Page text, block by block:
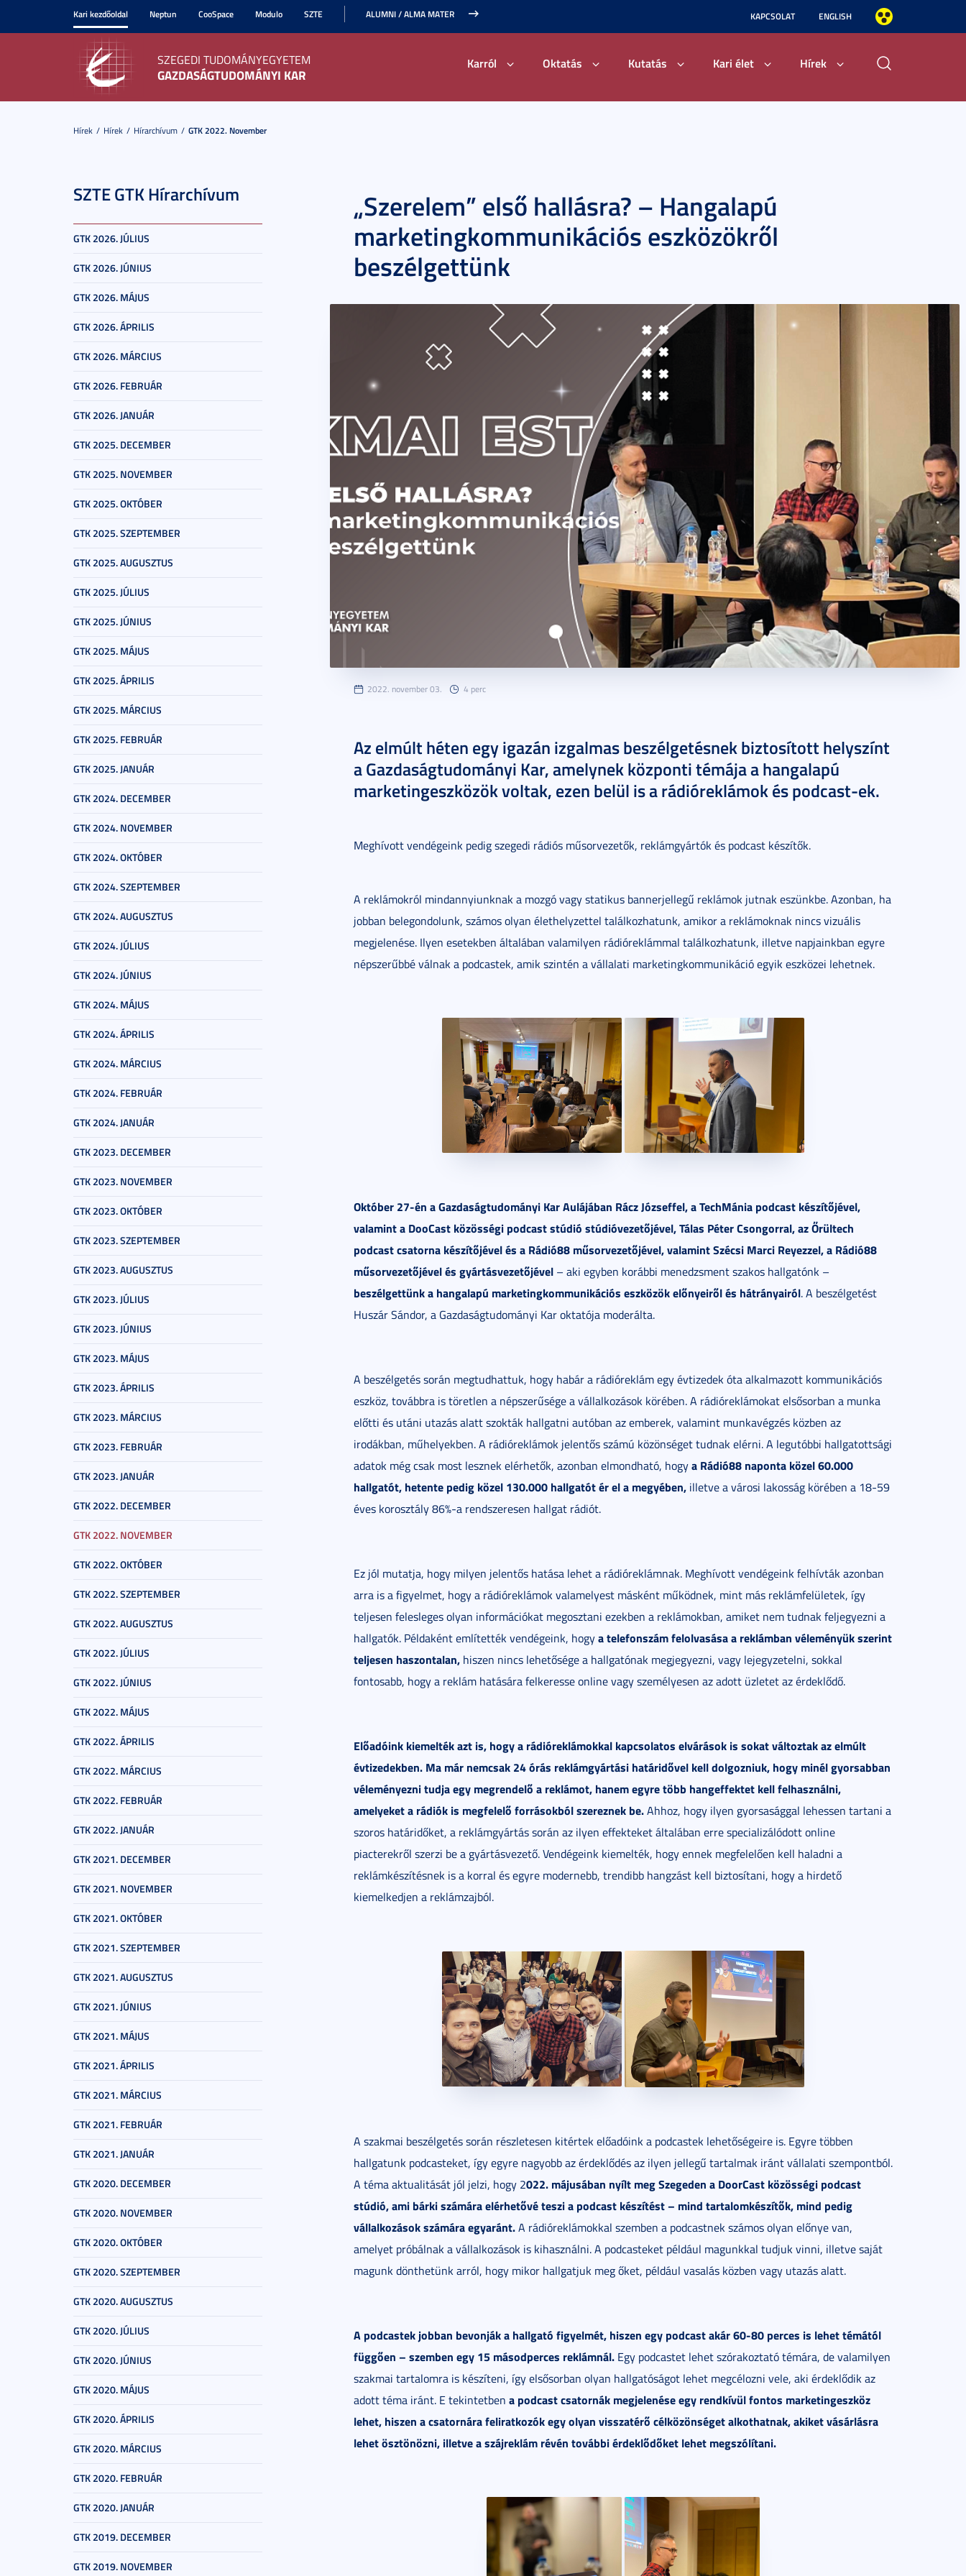
Kari kezdőoldal Neptun CooSpace Modulo SZTE ALUMNI / ALMA MATER KAPCSOLAT ENGLISH
SZEGEDI TUDOMÁNYEGYETEM
GAZDASÁGTUDOMÁNYI KAR
Karról Oktatás Kutatás Kari élet Hírek
Hírek Hírek Hírarchívum GTK 2022. November
SZTE GTK Hírarchívum
GTK 2026. JÚLIUS
GTK 2026. JÚNIUS
GTK 2026. MÁJUS
GTK 2026. ÁPRILIS
GTK 2026. MÁRCIUS
GTK 2026. FEBRUÁR
GTK 2026. JANUÁR
GTK 2025. DECEMBER
GTK 2025. NOVEMBER
GTK 2025. OKTÓBER
GTK 2025. SZEPTEMBER
GTK 2025. AUGUSZTUS
GTK 2025. JÚLIUS
GTK 2025. JÚNIUS
GTK 2025. MÁJUS
GTK 2025. ÁPRILIS
GTK 2025. MÁRCIUS
GTK 2025. FEBRUÁR
GTK 2025. JANUÁR
GTK 2024. DECEMBER
GTK 2024. NOVEMBER
GTK 2024. OKTÓBER
GTK 2024. SZEPTEMBER
GTK 2024. AUGUSZTUS
GTK 2024. JÚLIUS
GTK 2024. JÚNIUS
GTK 2024. MÁJUS
GTK 2024. ÁPRILIS
GTK 2024. MÁRCIUS
GTK 2024. FEBRUÁR
GTK 2024. JANUÁR
GTK 2023. DECEMBER
GTK 2023. NOVEMBER
GTK 2023. OKTÓBER
GTK 2023. SZEPTEMBER
GTK 2023. AUGUSZTUS
GTK 2023. JÚLIUS
GTK 2023. JÚNIUS
GTK 2023. MÁJUS
GTK 2023. ÁPRILIS
GTK 2023. MÁRCIUS
GTK 2023. FEBRUÁR
GTK 2023. JANUÁR
GTK 2022. DECEMBER
GTK 2022. NOVEMBER
GTK 2022. OKTÓBER
GTK 2022. SZEPTEMBER
GTK 2022. AUGUSZTUS
GTK 2022. JÚLIUS
GTK 2022. JÚNIUS
GTK 2022. MÁJUS
GTK 2022. ÁPRILIS
GTK 2022. MÁRCIUS
GTK 2022. FEBRUÁR
GTK 2022. JANUÁR
GTK 2021. DECEMBER
GTK 2021. NOVEMBER
GTK 2021. OKTÓBER
GTK 2021. SZEPTEMBER
GTK 2021. AUGUSZTUS
GTK 2021. JÚNIUS
GTK 2021. MÁJUS
GTK 2021. ÁPRILIS
GTK 2021. MÁRCIUS
GTK 2021. FEBRUÁR
GTK 2021. JANUÁR
GTK 2020. DECEMBER
GTK 2020. NOVEMBER
GTK 2020. OKTÓBER
GTK 2020. SZEPTEMBER
GTK 2020. AUGUSZTUS
GTK 2020. JÚLIUS
GTK 2020. JÚNIUS
GTK 2020. MÁJUS
GTK 2020. ÁPRILIS
GTK 2020. MÁRCIUS
GTK 2020. FEBRUÁR
GTK 2020. JANUÁR
GTK 2019. DECEMBER
GTK 2019. NOVEMBER
„Szerelem” első hallásra? – Hangalapú
marketingkommunikációs eszközökről
beszélgettünk
2022. november 03. 4 perc
Az elmúlt héten egy igazán izgalmas beszélgetésnek biztosított helyszínt
a Gazdaságtudományi Kar, amelynek központi témája a hangalapú
marketingeszközök voltak, ezen belül is a rádióreklámok és podcast-ek.
Meghívott vendégeink pedig szegedi rádiós műsorvezetők, reklámgyártók és podcast készítők.
A reklámokról mindannyiunknak a mozgó vagy statikus bannerjellegű reklámok jutnak eszünkbe. Azonban, ha
jobban belegondolunk, számos olyan élethelyzettel találkozhatunk, amikor a reklámoknak nincs vizuális
megjelenése. Ilyen esetekben általában valamilyen rádióreklámmal találkozhatunk, illetve napjainkban egyre
népszerűbbé válnak a podcastek, amik szintén a vállalati marketingkommunikáció egyik eszközei lehetnek.
Október 27-én a Gazdaságtudományi Kar Aulájában Rácz Józseffel, a TechMánia podcast készítőjével,
valamint a DooCast közösségi podcast stúdió stúdióvezetőjével, Tálas Péter Csongorral, az Őrültech
podcast csatorna készítőjével és a Rádió88 műsorvezetőjével, valamint Szécsi Marci Reyezzel, a Rádió88
műsorvezetőjével és gyártásvezetőjével – aki egyben korábbi menedzsment szakos hallgatónk –
beszélgettünk a hangalapú marketingkommunikációs eszközök előnyeiről és hátrányairól. A beszélgetést
Huszár Sándor, a Gazdaságtudományi Kar oktatója moderálta.
A beszélgetés során megtudhattuk, hogy habár a rádióreklám egy évtizedek óta alkalmazott kommunikációs
eszköz, továbbra is töretlen a népszerűsége a vállalkozások körében. A rádióreklámokat elsősorban a munka
előtti és utáni utazás alatt szokták hallgatni autóban az emberek, valamint munkavégzés közben az
irodákban, műhelyekben. A rádióreklámok jelentős számú közönséget tudnak elérni. A legutóbbi hallgatottsági
adatok még csak most lesznek elérhetők, azonban elmondható, hogya Rádió88 naponta közel 60.000
hallgatót, hetente pedig közel 130.000 hallgatót ér el a megyében, illetve a városi lakosság körében a 18-59
éves korosztály 86%-a rendszeresen hallgat rádiót.
Ez jól mutatja, hogy milyen jelentős hatása lehet a rádióreklámnak. Meghívott vendégeink felhívták azonban
arra is a figyelmet, hogy a rádióreklámok valamelyest másként működnek, mint más reklámfelületek, így
teljesen felesleges olyan információkat megosztani ezekben a reklámokban, amiket nem tudnak feljegyezni a
hallgatók. Példaként említették vendégeink, hogya telefonszám felolvasása a reklámban véleményük szerint
teljesen haszontalan, hiszen nincs lehetősége a hallgatónak megjegyezni, vagy lejegyzetelni, sokkal
fontosabb, hogy a reklám hatására felkeresse online vagy személyesen az adott üzletet az érdeklődő.
Előadóink kiemelték azt is, hogy a rádióreklámokkal kapcsolatos elvárások is sokat változtak az elmúlt
évtizedekben. Ma már nemcsak 24 órás reklámgyártási határidővel kell dolgozniuk, hogy minél gyorsabban
véleményezni tudja egy megrendelő a reklámot, hanem egyre több hangeffektet kell felhasználni,
amelyeket a rádiók is megfelelő forrásokból szereznek be.Ahhoz, hogy ilyen gyorsasággal lehessen tartani a
szoros határidőket, a reklámgyártás során az ilyen effekteket általában erre specializálódott online
piacterekről szerzi be a gyártásvezető. Vendégeink kiemelték, hogy ennek megfelelően kell haladni a
reklámkészítésnek is a korral és egyre modernebb, trendibb hangzást kell biztosítani, hogy a hirdető
kiemelkedjen a reklámzajból.
A szakmai beszélgetés során részletesen kitértek előadóink a podcastek lehetőségeire is. Egyre többen
hallgatunk podcasteket, így egyre nagyobb az érdeklődés az ilyen jellegű tartalmak iránt vállalati szempontból.
A téma aktualitását jól jelzi, hogy 2022. májusában nyílt meg Szegeden a DoorCast közösségi podcast
stúdió, ami bárki számára elérhetővé teszi a podcast készítést – mind tartalomkészítők, mind pedig
vállalkozások számára egyaránt.A rádióreklámokkal szemben a podcastnek számos olyan előnye van,
amelyet próbálnak a vállalkozások is kihasználni. A podcasteket például magunkkal tudjuk vinni, illetve saját
magunk dönthetünk arról, hogy mikor hallgatjuk meg őket, például vasalás közben vagy utazás alatt.
A podcastek jobban bevonják a hallgató figyelmét, hiszen egy podcast akár 60-80 perces is lehet témától
függően – szemben egy 15 másodperces reklámnál. Egy podcastet lehet szórakoztató témára, de valamilyen
szakmai tartalomra is készíteni, így elsősorban olyan hallgatóságot lehet megcélozni vele, aki érdeklődik az
adott téma iránt. E tekintetben a podcast csatornák megjelenése egy rendkívül fontos marketingeszköz
lehet, hiszen a csatornára feliratkozók egy olyan visszatérő célközönséget alkothatnak, akiket vásárlásra
lehet ösztönözni, illetve a szájreklám révén további érdeklődőket lehet megszólítani.